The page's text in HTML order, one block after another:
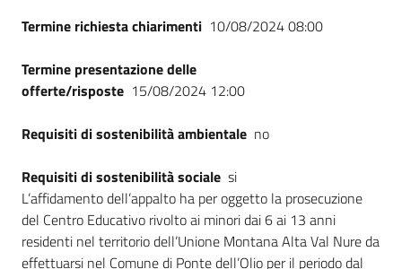
Termine richiesta chiarimenti 10/08/2024 08:00
Termine presentazione delle
offerte/risposte 15/08/2024 12:00
Requisiti di sostenibilità ambientale no
Requisiti di sostenibilità sociale si
L’affidamento dell’appalto ha per oggetto la prosecuzione
del Centro Educativo rivolto ai minori dai 6 ai 13 anni
residenti nel territorio dell’Unione Montana Alta Val Nure da
effettuarsi nel Comune di Ponte dell’Olio per il periodo dal